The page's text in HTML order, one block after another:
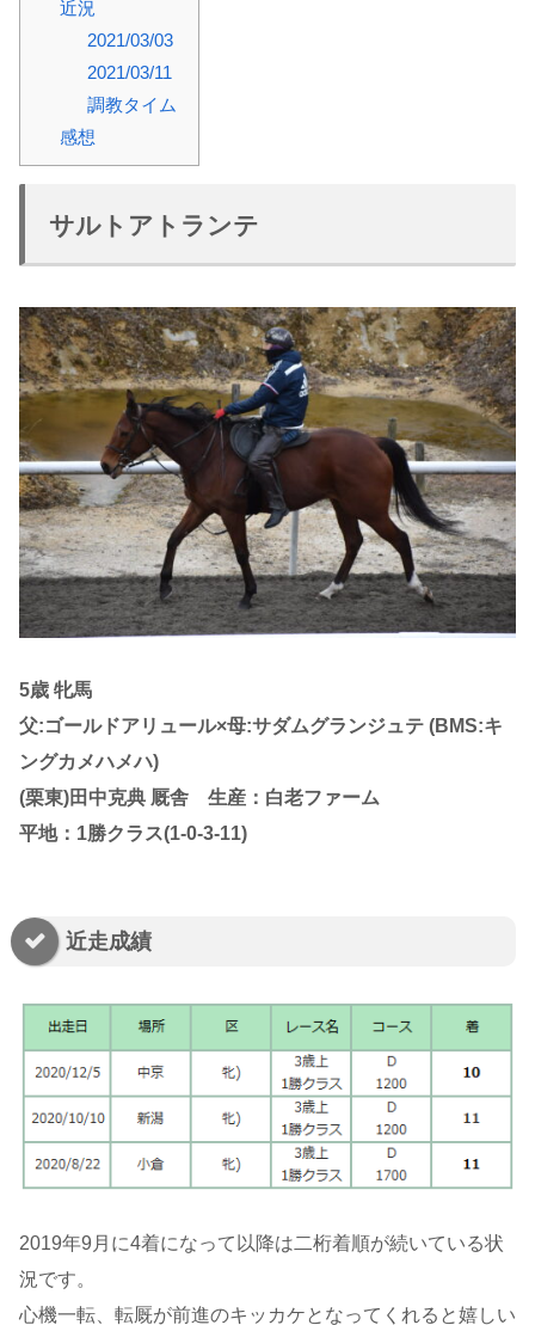
近況
2021/03/03
2021/03/11
調教タイム
感想
サルトアトランテ
5歳 牝馬
父:ゴールドアリュール×母:サダムグランジュテ (BMS:キ
ングカメハメハ)
(栗東)田中克典 厩舎 生産：白老ファーム
平地： 1勝クラス(1-0-3-11)
近走成績
2019年9月に4着になって以降は二桁着順が続いている状
況です。
心機一転、転厩が前進のキッカケとなってくれると嬉しい